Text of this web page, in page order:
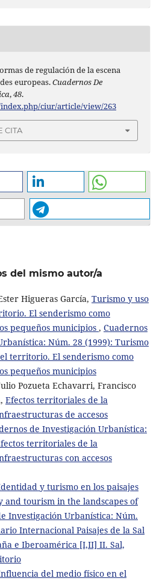
de regulación de la escena
europeas.Cuadernos De
,48.
ciur/article/view/263
CITA
del mismo autor/a
Higueras García, Turismo y uso
El senderismo como
pequeños municipios , Cuadernos
Núm. 28 (1999): Turismo
territorio. El senderismo como
pequeños municipios
Pozueta Echavarri, Francisco
Efectos territoriales de la
de accesos
de Investigación Urbanística:
territoriales de la
con accesos
y turismo en los paisajes
and tourism in the landscapes of
Investigación Urbanística: Núm.
Internacional Paisajes de la Sal
e Iberoamérica [I,II] II. Sal,
del medio físico en el